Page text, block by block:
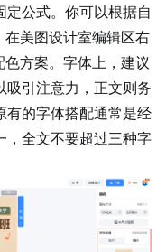
定公式。你可以根据自
在美图设计室编辑区右
色方案。字体上，建议
吸引注意力，正文则务
有的字体搭配通常是经
，全文不要超过三种字